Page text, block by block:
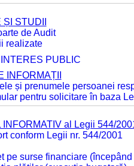
STUDII
de Audit
realizate
PUBLIC
INFORMAȚII
și prenumele persoanei
pentru solicitare în baza
INFORMATIV al Legii 544/
conform Legii nr. 544/2001
pe surse financiare